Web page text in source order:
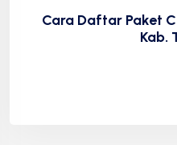
Cara Daftar Paket
Kab.